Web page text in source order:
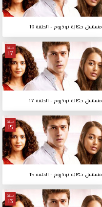
مسلسل حكاية بودروم - الحلقة 19
حلقة
17
مسلسل حكاية بودروم - الحلقة 17
حلقة
15
مسلسل حكاية بودروم - الحلقة 15
حلقة
13